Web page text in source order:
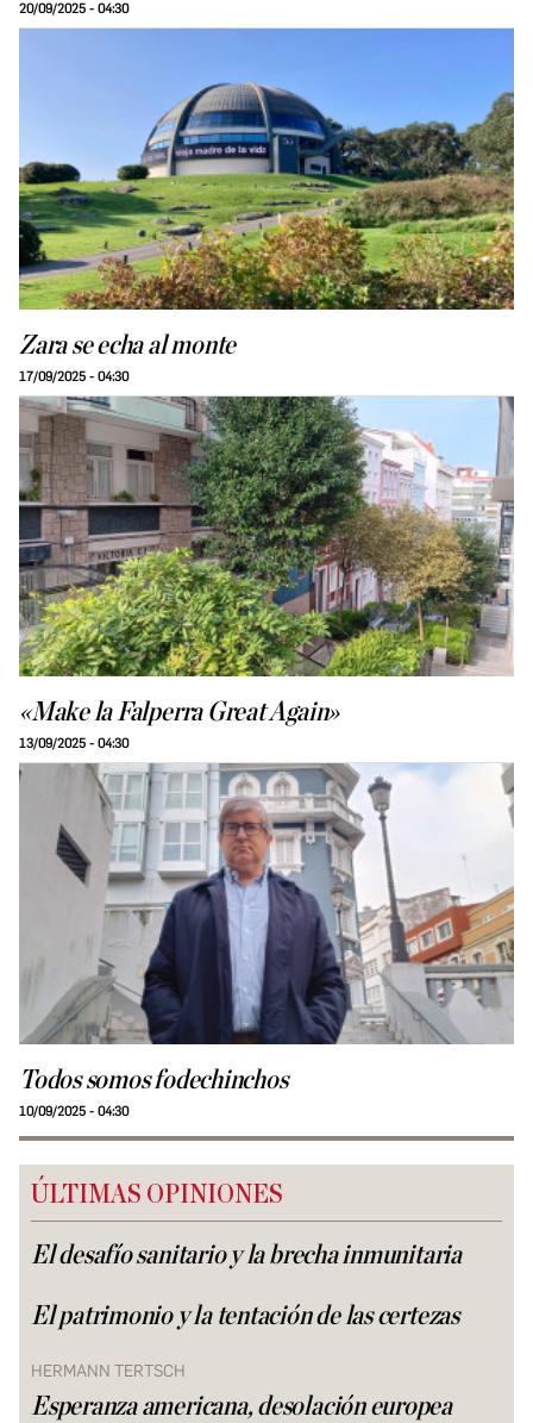
20/09/2025 - 04:30
Zara se echa al monte
17/09/2025 - 04:30
«Make la Falperra Great Again»
13/09/2025 - 04:30
Todos somos fodechinchos
10/09/2025 - 04:30
ÚLTIMAS OPINIONES
El desafío sanitario y la brecha inmunitaria
El patrimonio y la tentación de las certezas
HERMANN TERTSCH
Esperanza americana, desolación europea